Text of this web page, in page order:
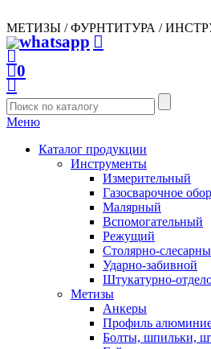
МЕТИЗЫ / ФУРНТИТУРА /
0
Меню
Каталог продукции
Инструменты
Измерительный
Газосварочное
Малярный
Вспомогательный
Режущий
Столярно-
Ударно-забивной
Штукатурно-
Метизы
Анкеры
Профиль
Болты, шпильки,